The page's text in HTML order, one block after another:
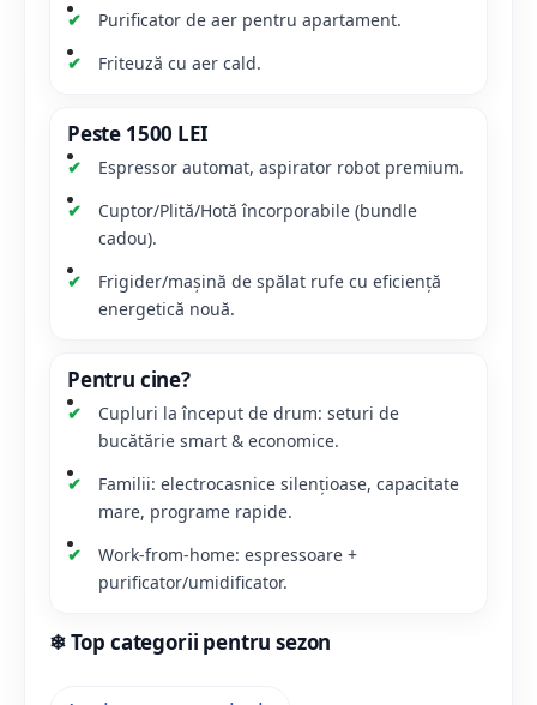
Purificator de aer pentru apartament.
Friteuză cu aer cald.
Peste 1500 LEI
Espressor automat, aspirator robot premium.
Cuptor/Plită/Hotă încorporabile (bundle
cadou).
Frigider/mașină de spălat rufe cu eficiență
energetică nouă.
Pentru cine?
Cupluri la început de drum: seturi de
bucătărie smart & economice.
Familii: electrocasnice silențioase, capacitate
mare, programe rapide.
Work-from-home: espressoare +
purificator/umidificator.
❄ Top categorii pentru sezon